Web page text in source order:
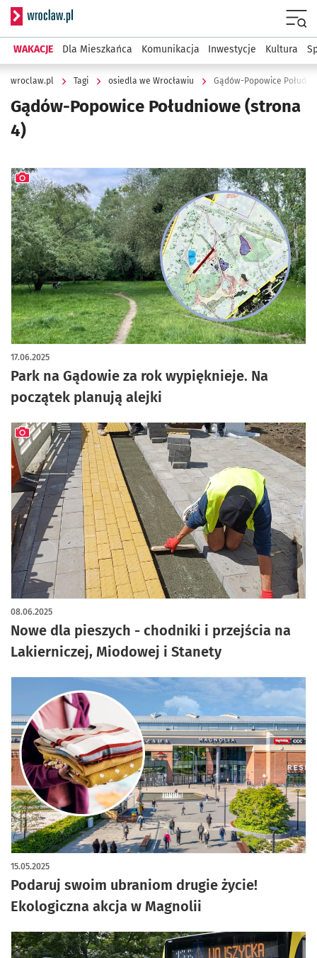
Serwis informacyjny wroclaw.pl
WAKACJE Dla Mieszkańca Komunikacja Inwestycje Kultura
wroclaw.pl Tagi osiedla we Wrocławiu Gądów-Popowice
Gądów-Popowice Południowe (strona
4)
Park na Gądowie za rok wypięknieje. Na
początek planują alejki
17.06.2025
artykuł z galerią zdjęć
Nowe dla pieszych - chodniki i przejścia na
Lakierniczej, Miodowej i Stanety
08.06.2025
artykuł z galerią zdjęć
Podaruj swoim ubraniom drugie życie!
Ekologiczna akcja w Magnolii
15.05.2025